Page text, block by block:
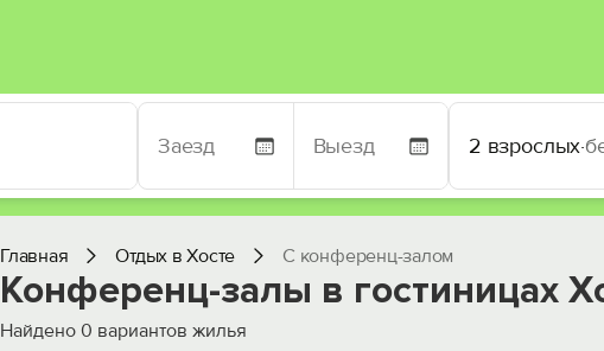
2 взрослых·
Главная Отдых в Хосте С конференц-залом
Конференц-залы в гостиницах
Найдено 0 вариантов жилья